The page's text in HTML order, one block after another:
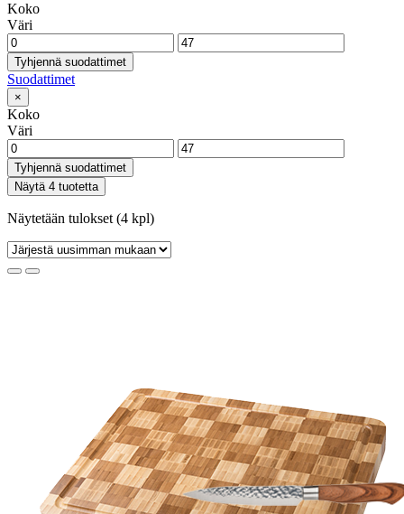
Koko
Väri
Tyhjennä suodattimet
Suodattimet
×
Koko
Väri
Tyhjennä suodattimet
Näytä 4 tuotetta
Näytetään tulokset (4 kpl)